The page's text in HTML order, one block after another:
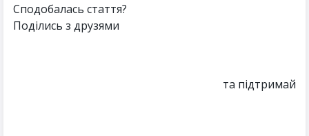
Сподобалась стаття?
Поділись з друзями
та підтримай